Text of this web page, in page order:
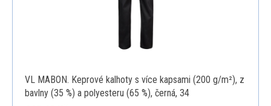
VL MABON. Keprové kalhoty s více kapsami (200 g/m²), z
bavlny (35 %) a polyesteru (65 %), černá, 34